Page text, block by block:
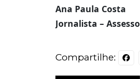
Ana Paula Costa
Jornalista –
Compartilhe: